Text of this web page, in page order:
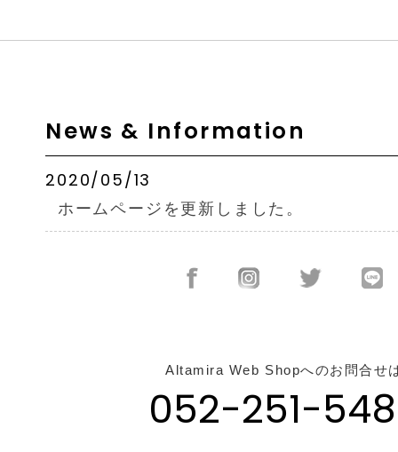
News & Information
2020/05/13
ホームページを更新しました。
Altamira Web Shopへのお問合せ
052-251-